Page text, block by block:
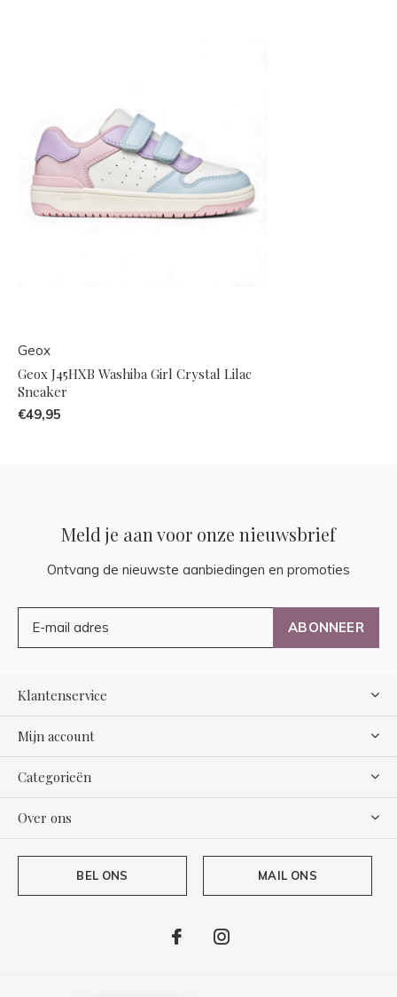
Geox
Geox J45HXB Washiba Girl Crystal Lilac
Sneaker
€49,95
Meld je aan voor onze nieuwsbrief
Ontvang de nieuwste aanbiedingen en promoties
ABONNEER
Klantenservice
Mijn account
Categorieën
Over ons
BEL ONS MAIL ONS